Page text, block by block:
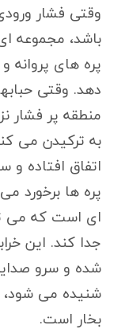
وقتی فشار
باشد، مجموعه
پره های
دهد. وقتی
منطقه پر فشار
اتفاق افتاده و
پره ها برخورد
ای است که می
جدا کند. این
شده و سرو
شنیده می
بخار است.